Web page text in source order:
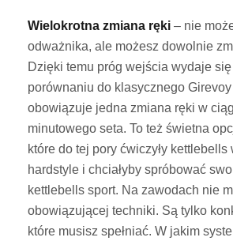
Wielokrotna zmiana ręki – nie
odważnika, ale możesz dowolnie
Dzięki temu próg wejścia wydaje
porównaniu do klasycznego
obowiązuje jedna zmiana ręki w
minutowego seta. To też świetna
które do tej pory ćwiczyły kettlebells
hardstyle i chciałyby spróbować
kettlebells sport. Na zawodach nie
obowiązującej techniki. Są tylko
które musisz spełniać. W jakim